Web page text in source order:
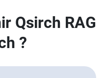
Qsirch RAG
?